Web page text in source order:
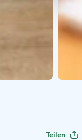
Teilen